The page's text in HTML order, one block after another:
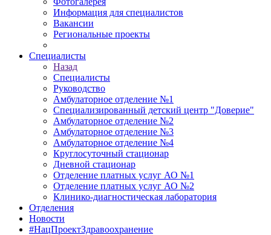
Информация для специалистов
Вакансии
Региональные проекты
Специалисты
Назад
Специалисты
Руководство
Амбулаторное отделение №1
Специализированный детский центр "Доверие"
Амбулаторное отделение №2
Амбулаторное отделение №3
Амбулаторное отделение №4
Круглосуточный стационар
Дневной стационар
Отделение платных услуг АО №1
Отделение платных услуг АО №2
Клинико-диагностическая лаборатория
Отделения
Новости
#НацПроектЗдравоохранение